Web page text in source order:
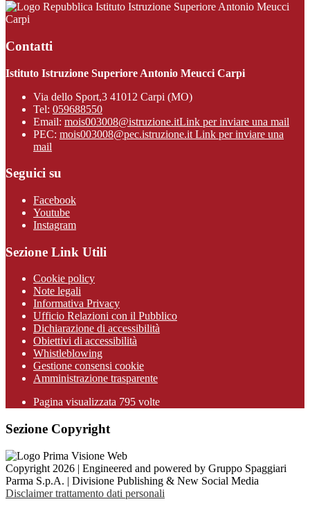
Istituto Istruzione Superiore Antonio Meucci
Carpi
Contatti
Istituto Istruzione Superiore Antonio Meucci Carpi
Via dello Sport,3 41012 Carpi (MO)
Tel: 059688550
Email: mois003008@istruzione.itLink per inviare una mail
PEC: mois003008@pec.istruzione.it Link per inviare una
mail
Seguici su
Facebook
Youtube
Instagram
Sezione Link Utili
Cookie policy
Note legali
Informativa Privacy
Ufficio Relazioni con il Pubblico
Dichiarazione di accessibilità
Obiettivi di accessibilità
Whistleblowing
Gestione consensi cookie
Amministrazione trasparente
Pagina visualizzata 795 volte
Sezione Copyright
Copyright 2026 | Engineered and powered by Gruppo Spaggiari
Parma S.p.A. | Divisione Publishing & New Social Media
Disclaimer trattamento dati personali